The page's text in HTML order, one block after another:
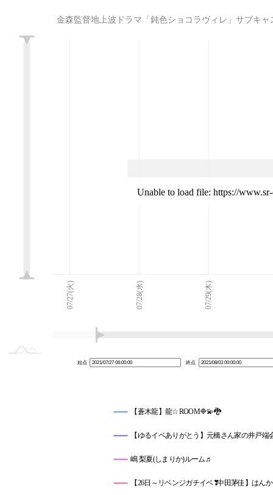
金森監督地上波ドラマ「鈍色ショコラヴィレ」サブキャ
07/26(月)
07/27(火) 07/28(水) 07/29(木)
08/04(水)
Unable to load file: https://
始点 終点
【蒼木龍】龍☆ROOM🔷💫🐉
【ゆるイベありがとう】元橋さん家の井戸端
嶋 梨夏(しまりか)ルーム♬
【26日～リベンジガチイベ❣️中田茅佳】はん